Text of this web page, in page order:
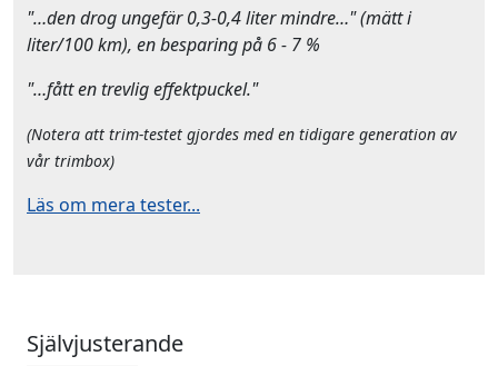
"…den drog ungefär 0,3-0,4 liter mindre…" (mätt i
liter/100 km), en besparing på 6 - 7 %
"…fått en trevlig effektpuckel."
(Notera att trim-testet gjordes med en tidigare generation av
vår trimbox)
Läs om mera tester...
Självjusterande